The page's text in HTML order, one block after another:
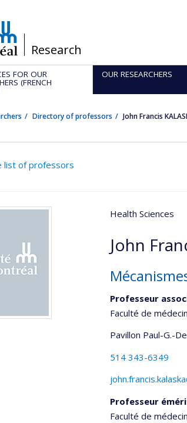
/Research
FOR OUR
(FRENCH
OUR RESEARCHERS
Directory of professors John Francis
list of professors
Health Sciences
John
Professeur
Faculté de
Pavillon Paul-G.-
514 343-6349
Professeur
Faculté de